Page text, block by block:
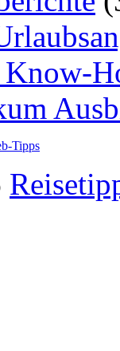
Know-
Tipps